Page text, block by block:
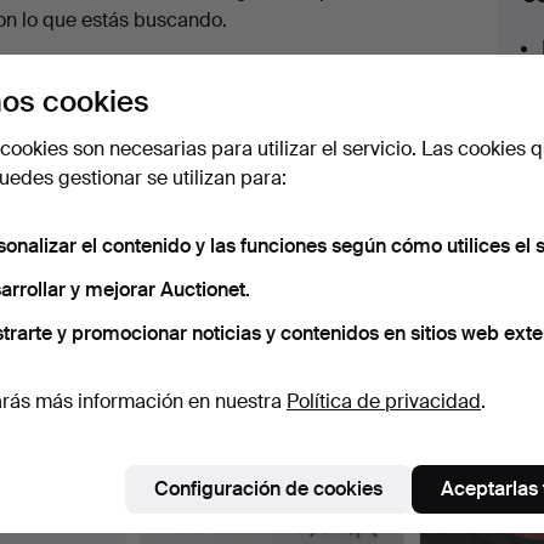
lo que estás buscando.
tan pronto como dispongamos del lote.
archivo que coinciden con tu
cookies
son necesarias para utilizar el servicio. Las cookies
gestionar se utilizan para:
el contenido y las funciones según cómo utilices el
y mejorar Auctionet.
y promocionar noticias y contenidos en sitios web
más información en nuestra Política de privacidad.
Configuración de cookies Aceptarlas